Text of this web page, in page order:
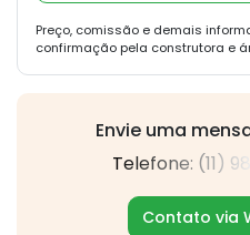
Preço, comissão e demais
confirmação pela construtora e
Envie uma
Telefone: (11) 989
Contato via